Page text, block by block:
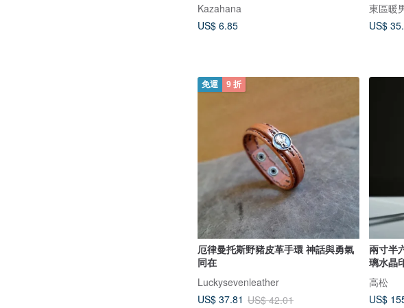
Kazahana
US$ 6.85
東區暖
US$
免運 9 折
厄律曼托斯野豬皮革手環 神話與勇氣
同在
Luckysevenleather
US$ 37.81 US$ 42.01
兩寸半
璃水晶
高松
US$